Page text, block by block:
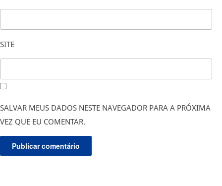
SITE
SALVAR MEUS DADOS NESTE NAVEGADOR PARA A PRÓXIMA
VEZ QUE EU COMENTAR.